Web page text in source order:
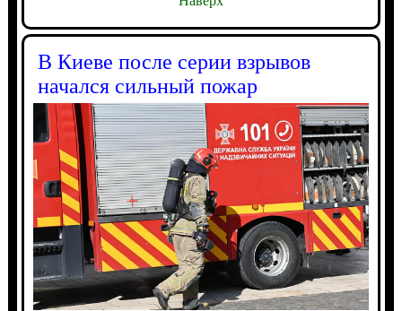
В Киеве после серии взрывов
начался сильный пожар